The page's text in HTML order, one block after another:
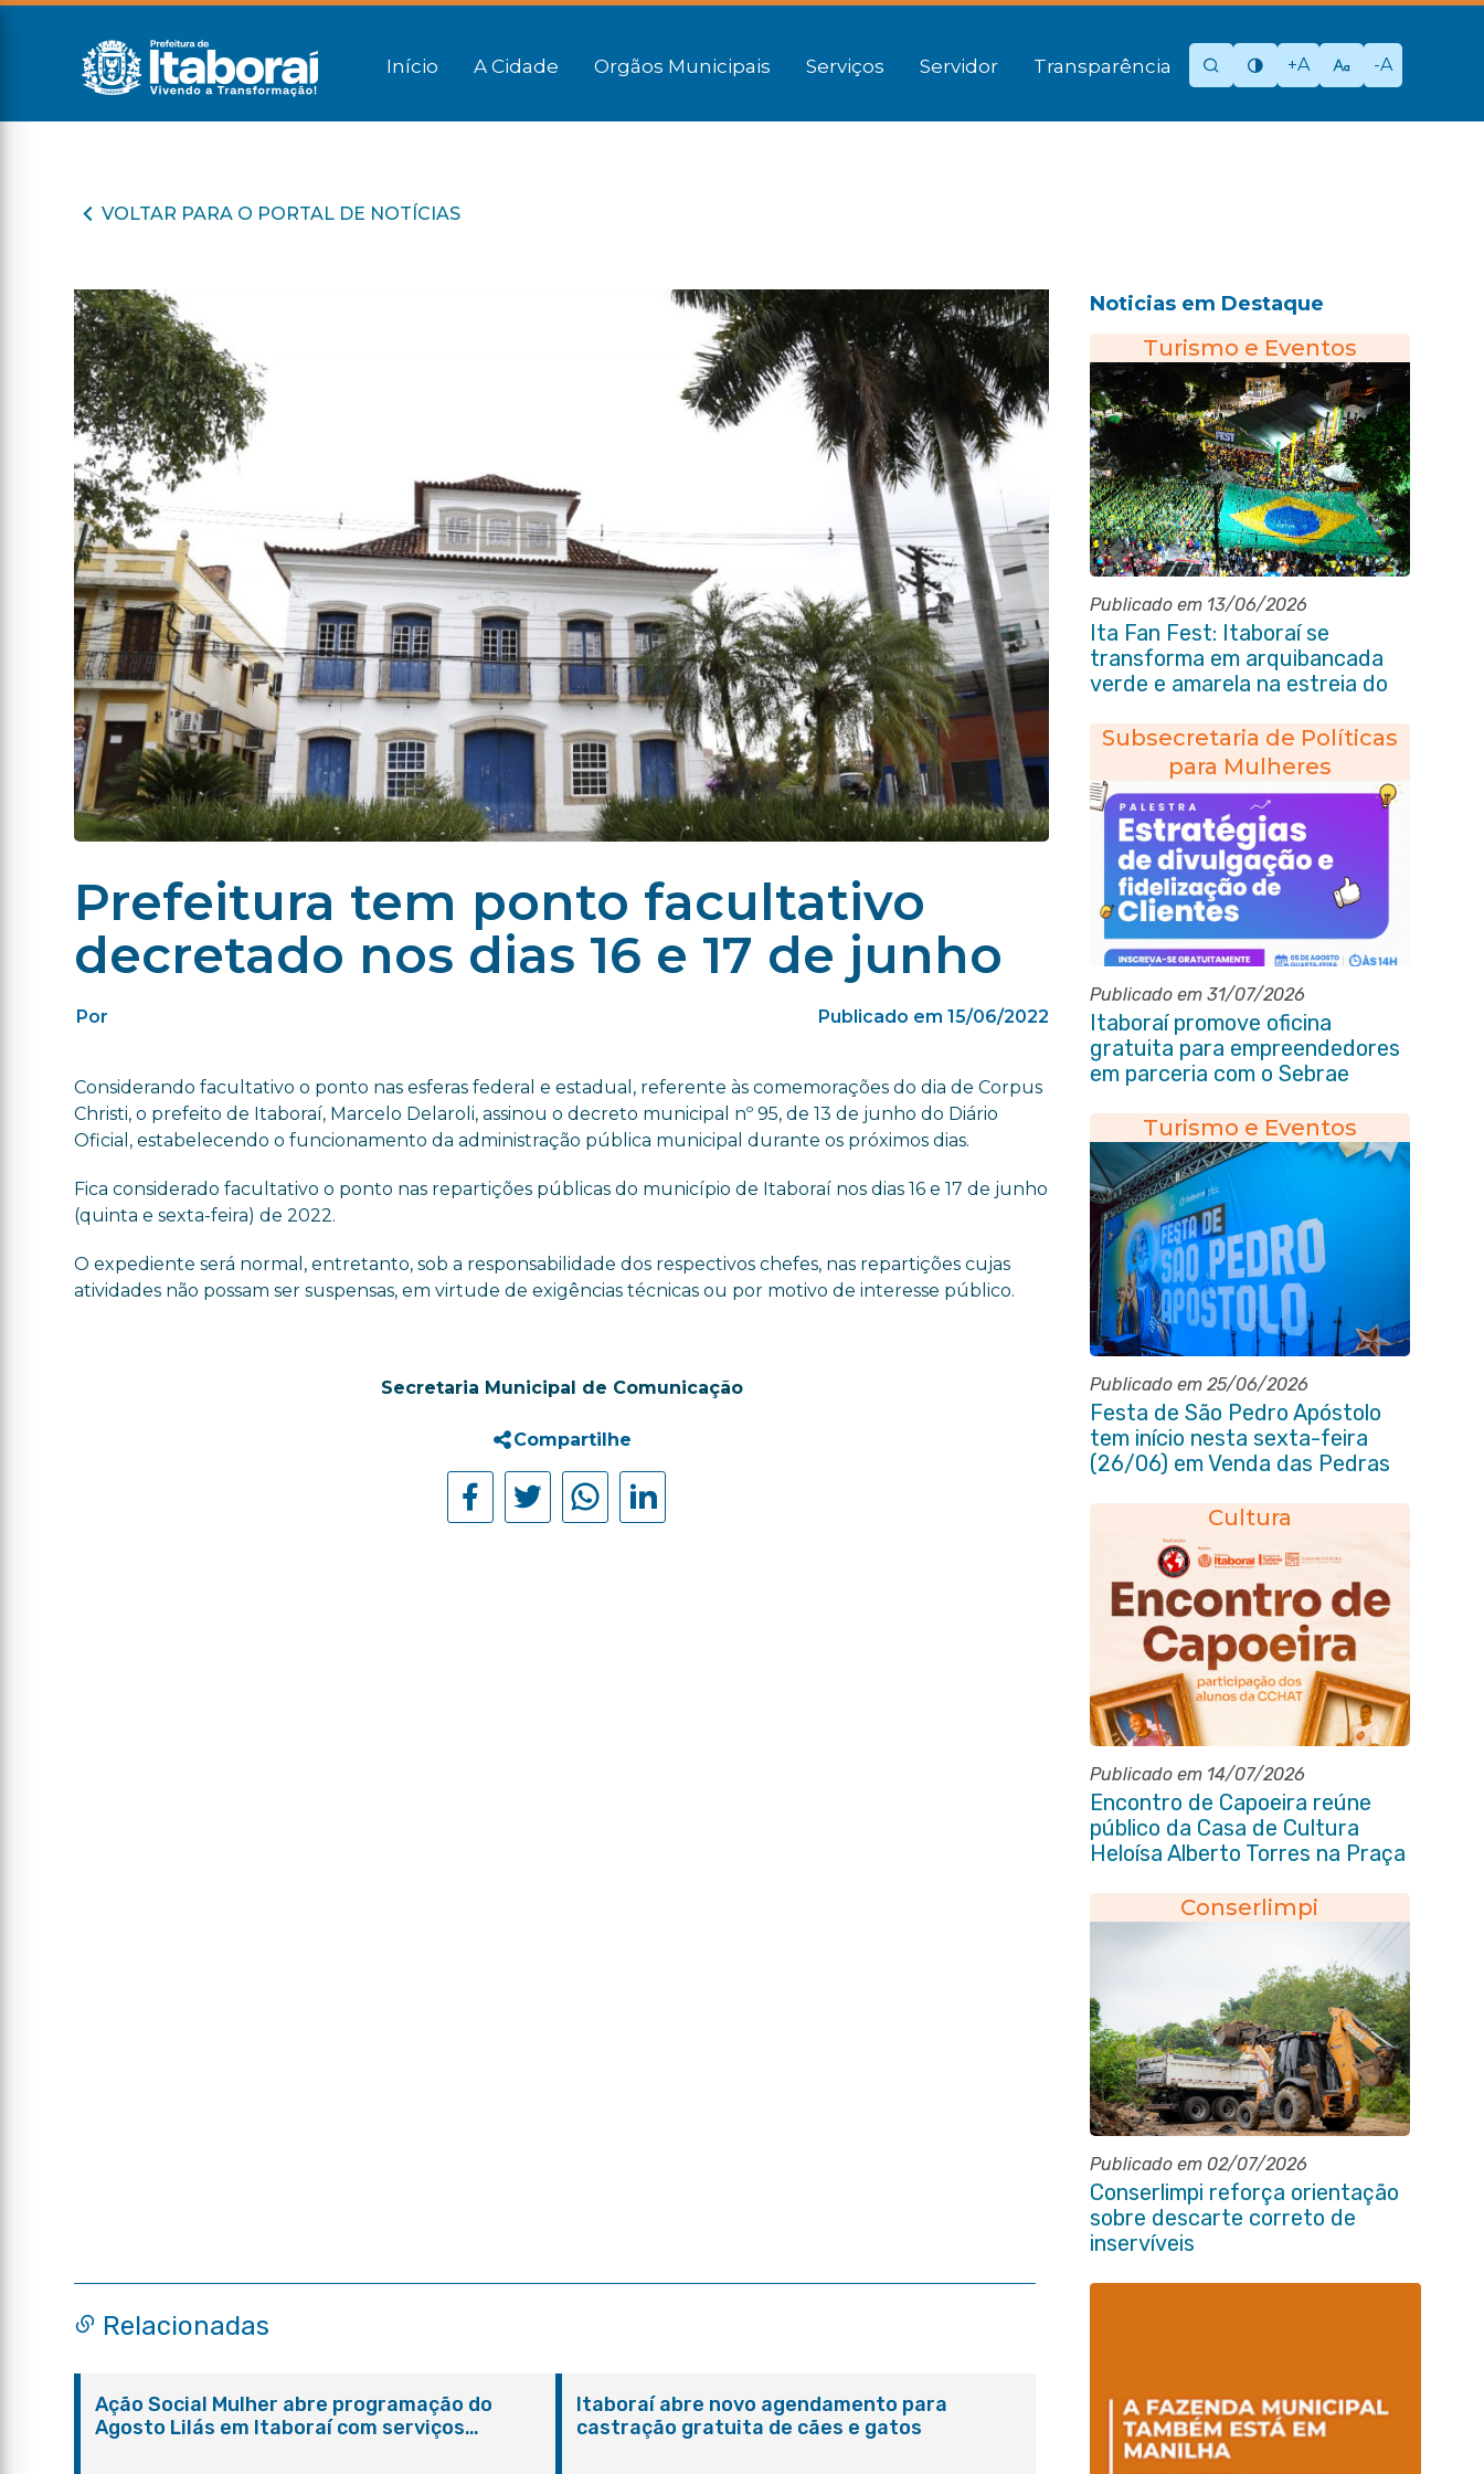
Início A Cidade Orgãos Municipais Serviços Servidor Transparência +A -A
VOLTAR PARA O PORTAL DE NOTÍCIAS
Prefeitura tem ponto facultativo
decretado nos dias 16 e 17 de junho
Por Publicado em 15/06/2022
Considerando facultativo o ponto nas esferas federal e estadual, referente às comemorações do dia de Corpus
Christi, o prefeito de Itaboraí, Marcelo Delaroli, assinou o decreto municipal nº 95, de 13 de junho do Diário
Oficial, estabelecendo o funcionamento da administração pública municipal durante os próximos dias.
Fica considerado facultativo o ponto nas repartições públicas do município de Itaboraí nos dias 16 e 17 de junho
(quinta e sexta-feira) de 2022.
O expediente será normal, entretanto, sob a responsabilidade dos respectivos chefes, nas repartições cujas
atividades não possam ser suspensas, em virtude de exigências técnicas ou por motivo de interesse público.
Secretaria Municipal de Comunicação
Compartilhe
Noticias em Destaque
Turismo e Eventos
Publicado em 13/06/2026
Ita Fan Fest: Itaboraí se
transforma em arquibancada
verde e amarela na estreia do
Subsecretaria de Políticas
para Mulheres
Publicado em 31/07/2026
Itaboraí promove oficina
gratuita para empreendedores
em parceria com o Sebrae
Turismo e Eventos
Publicado em 25/06/2026
Festa de São Pedro Apóstolo
tem início nesta sexta-feira
(26/06) em Venda das Pedras
Cultura
Publicado em 14/07/2026
Encontro de Capoeira reúne
público da Casa de Cultura
Heloísa Alberto Torres na Praça
Conserlimpi
Publicado em 02/07/2026
Conserlimpi reforça orientação
sobre descarte correto de
inservíveis
Relacionadas
Ação Social Mulher abre programação do
Agosto Lilás em Itaboraí com serviços
Itaboraí abre novo agendamento para
castração gratuita de cães e gatos